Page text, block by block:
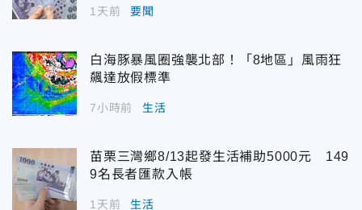
1天前 要聞
白海豚暴風圈強襲北部！「8地區」風雨狂
飆達放假標準
7小時前 生活
苗栗三灣鄉8/13起發生活補助5000元 149
9名長者匯款入帳
1天前 生活